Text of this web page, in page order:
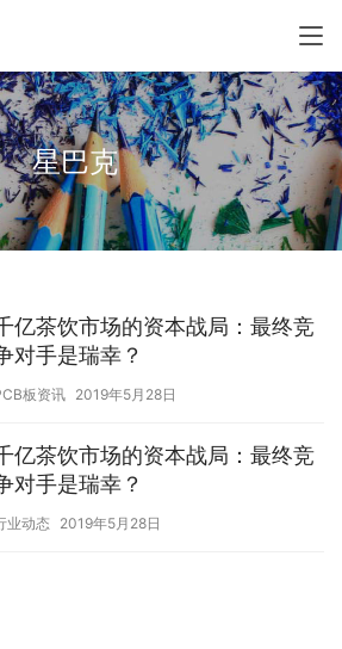
星巴克
亿茶饮市场的资本战局：最终竞
对手是瑞幸？
板资讯 2019年5月28日
亿茶饮市场的资本战局：最终竞
对手是瑞幸？
业动态 2019年5月28日